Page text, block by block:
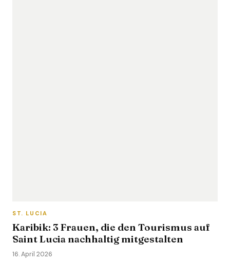
ST. LUCIA
Karibik: 3 Frauen, die den Tourismus auf
Saint Lucia nachhaltig mitgestalten
16. April 2026